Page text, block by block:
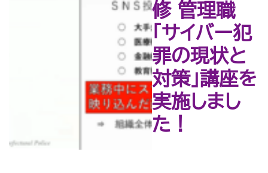
修 管理職
「サイバー犯
罪の現状と
対策」講座を
実施しまし
た！